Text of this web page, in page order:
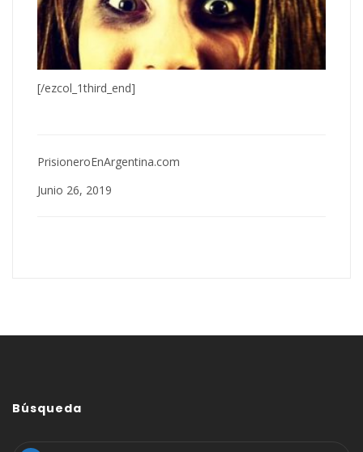
[/ezcol_1third_end]
PrisioneroEnArgentina.com
Junio 26, 2019
Búsqueda